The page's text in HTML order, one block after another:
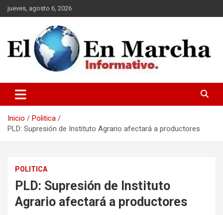
Saltar
al
jueves, agosto 6, 2026
elmundoenmarcha.net
Inicio
Politica
PLD: Supresión de Instituto Agrario afectará a productores
POLITICA
PLD: Supresión de Instituto
Agrario afectará a productores